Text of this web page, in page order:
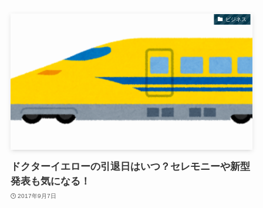
ビジネス
ドクターイエローの引退日はいつ？セレモニーや新型
発表も気になる！
2017年9月7日